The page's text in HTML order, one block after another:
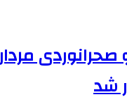
شد